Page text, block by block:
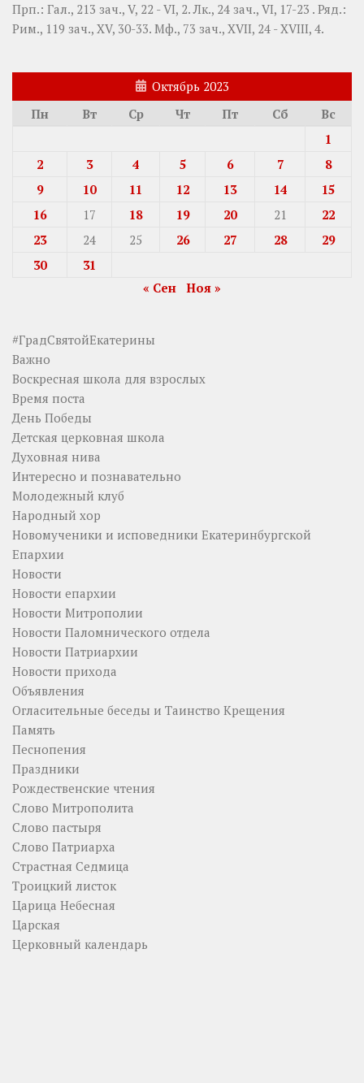
Прп.: Гал., 213 зач., V, 22 - VI, 2. Лк., 24 зач., VI, 17-23 . Ряд.:
Рим., 119 зач., XV, 30-33. Мф., 73 зач., XVII, 24 - XVIII, 4.
Октябрь 2023
Пн
Вт Ср Чт Пт Сб
Вс
1
2
3 4 5 6 7
8
9
10 11 12 13 14
15
16
17 18 19 20 21
22
23
24 25 26 27 28
29
30
31
« Сен Ноя »
#ГрадСвятойЕкатерины
Важно
Воскресная школа для взрослых
Время поста
День Победы
Детская церковная школа
Духовная нива
Интересно и познавательно
Молодежный клуб
Народный хор
Новомученики и исповедники Екатеринбургской
Епархии
Новости
Новости епархии
Новости Митрополии
Новости Паломнического отдела
Новости Патриархии
Новости прихода
Объявления
Огласительные беседы и Таинство Крещения
Память
Песнопения
Праздники
Рождественские чтения
Слово Митрополита
Слово пастыря
Слово Патриарха
Страстная Седмица
Троицкий листок
Царица Небесная
Царская
Церковный календарь